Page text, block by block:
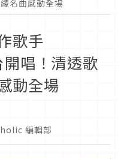
名曲感動全場
歌手
唱！清透歌
動全場
編輯部